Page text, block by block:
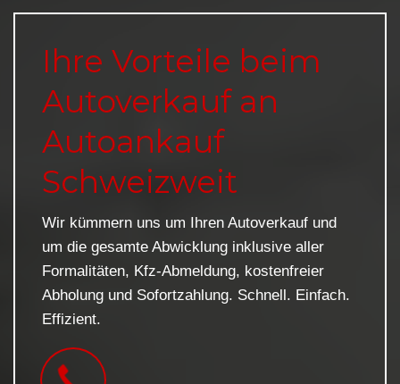
Ihre Vorteile beim
Autoverkauf an
Autoankauf
Schweizweit
Wir kümmern uns um Ihren Autoverkauf und
um die gesamte Abwicklung inklusive aller
Formalitäten, Kfz-Abmeldung, kostenfreier
Abholung und Sofortzahlung. Schnell. Einfach.
Effizient.